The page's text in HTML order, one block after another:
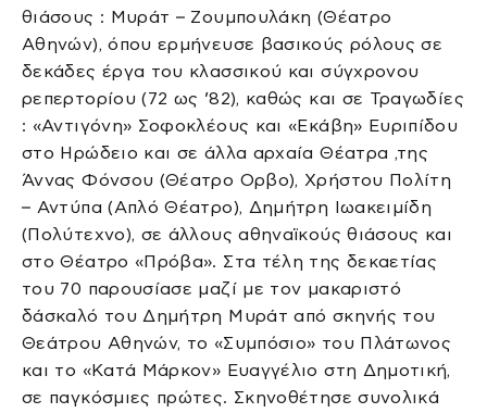
θιάσους : Mυράτ – Ζουμπουλάκη (Θέατρο
Αθηνών), όπου ερμήνευσε βασικούς ρόλους σε
δεκάδες έργα του κλασσικού και σύγχρονου
ρεπερτορίου (72 ως ’82), καθώς και σε Τραγωδίες
: «Αντιγόνη» Σοφοκλέους και «Εκάβη» Ευριπίδου
στο Ηρώδειο και σε άλλα αρχαία Θέατρα ,της
Άννας Φόνσου (Θέατρο Ορβο), Χρήστου Πολίτη
– Αντύπα (Απλό Θέατρο), Δημήτρη Ιωακειμίδη
(Πολύτεχνο), σε άλλους αθηναϊκούς θιάσους και
στο Θέατρο «Πρόβα». Στα τέλη της δεκαετίας
του 70 παρουσίασε μαζί με τον μακαριστό
δάσκαλό του Δημήτρη Μυράτ από σκηνής του
Θεάτρου Αθηνών, το «Συμπόσιο» του Πλάτωνος
και το «Κατά Μάρκον» Ευαγγέλιο στη Δημοτική,
σε παγκόσμιες πρώτες. Σκηνοθέτησε συνολικά